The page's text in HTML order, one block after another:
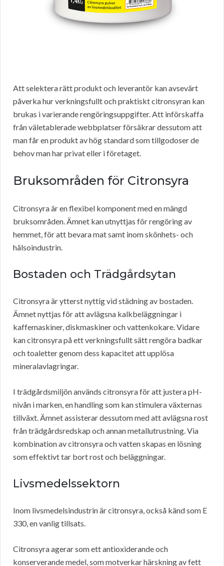
Att selektera rätt produkt och leverantör kan avsevärt
påverka hur verkningsfullt och praktiskt citronsyran kan
brukas i varierande rengöringsuppgifter. Att införskaffa
från väletablerade webbplatser försäkrar dessutom att
man får en produkt av hög standard som tillgodoser de
behov man har privat eller i företaget.
Bruksområden för Citronsyra
Citronsyra är en flexibel komponent med en mängd
bruksområden. Ämnet kan utnyttjas för rengöring av
hemmet, för att bevara mat samt inom skönhets- och
hälsoindustrin.
Bostaden och Trädgårdsytan
Citronsyra är ytterst nyttig vid städning av bostaden.
Ämnet nyttjas för att avlägsna kalkbeläggningar i
kaffemaskiner, diskmaskiner och vattenkokare. Vidare
kan citronsyra på ett verkningsfullt sätt rengöra badkar
och toaletter genom dess kapacitet att upplösa
mineralavlagringar.
I trädgårdsmiljön används citronsyra för att justera pH-
nivån i marken, en handling som kan stimulera växternas
tillväxt. Ämnet assisterar dessutom med att avlägsna rost
från trädgårdsredskap och annan metallutrustning. Via
kombination av citronsyra och vatten skapas en lösning
som effektivt tar bort rost och beläggningar.
Livsmedelssektorn
Inom livsmedelsindustrin är citronsyra, också känd som E
330, en vanlig tillsats.
Citronsyra agerar som ett antioxiderande och
konserverande medel, som motverkar härskning av fett